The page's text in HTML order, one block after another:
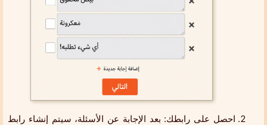
احصل على رابطك: بعد الإجابة عن الأسئلة، سيتم إنشاء رابط